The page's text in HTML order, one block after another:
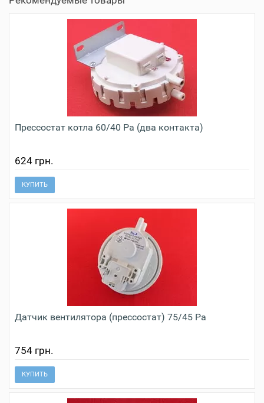
Прессостат котла 60/40 Pa (два контакта)
624 грн.
КУПИТЬ
Датчик вентилятора (прессостат) 75/45 Pa
754 грн.
КУПИТЬ